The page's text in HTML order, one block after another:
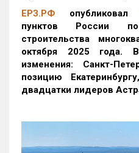
ЕРЗ.РФ опубликовал
пунктов России
строительства
октября 2025 года.
изменения: Санкт-
позицию
двадцатки лидеров